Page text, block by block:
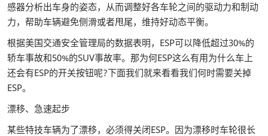
感器分析出车身的姿态，从而调整好各车轮之间的驱动力和制动
力，帮助车辆避免侧滑或者甩尾，维持好动态平衡。
根据美国交通安全管理局的数据表明，ESP可以降低超过30%的
轿车事故和50%的SUV事故率。那为何ESP这么有用为什么车上
还会有ESP的开关按钮呢?下面我们就来看看我们何时需要关掉
ESP。
漂移、急速起步
某些特技车辆为了漂移，必须得关闭ESP。因为漂移时车轮很长